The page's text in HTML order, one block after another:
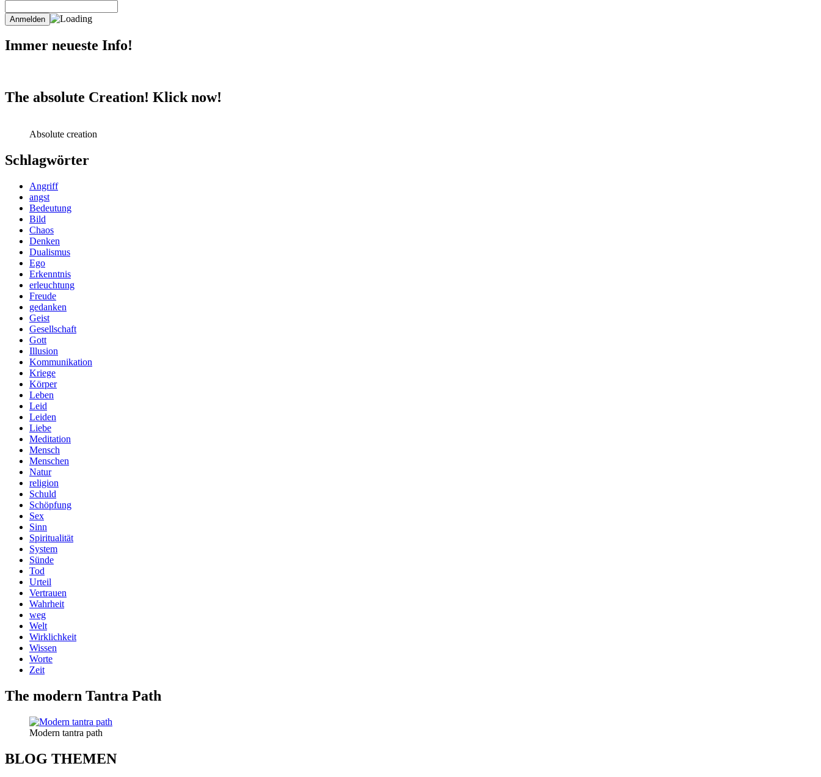
Immer neueste Info!
The absolute Creation! Klick now!
Absolute creation
Schlagwörter
Angriff
angst
Bedeutung
Bild
Chaos
Denken
Dualismus
Ego
Erkenntnis
erleuchtung
Freude
gedanken
Geist
Gesellschaft
Gott
Illusion
Kommunikation
Kriege
Körper
Leben
Leid
Leiden
Liebe
Meditation
Mensch
Menschen
Natur
religion
Schuld
Schöpfung
Sex
Sinn
Spiritualität
System
Sünde
Tod
Urteil
Vertrauen
Wahrheit
weg
Welt
Wirklichkeit
Wissen
Worte
Zeit
The modern Tantra Path
Modern tantra path
BLOG THEMEN